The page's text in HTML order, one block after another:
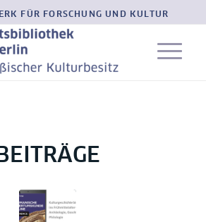
FÜR FORSCHUNG UND KULTUR
BEITRÄGE